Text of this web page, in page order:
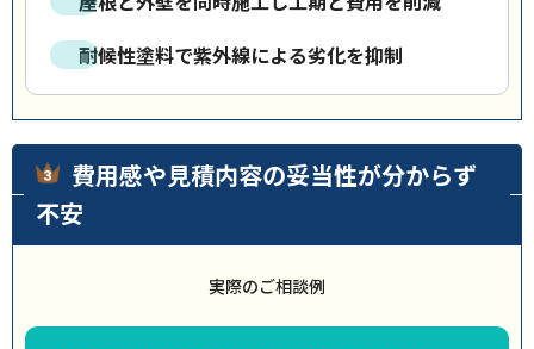
耐候性塗料で紫外線による劣化を抑制
費用感や見積内容の妥当性が分からず
不安
実際のご相談例